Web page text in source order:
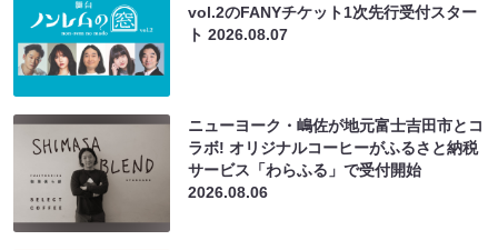
vol.2のFANYチケット1次先行受付スター
ト2026.08.07
ニューヨーク・嶋佐が地元富士吉田市とコ
ラボ! オリジナルコーヒーがふるさと納税
サービス「わらふる」で受付開始
2026.08.06